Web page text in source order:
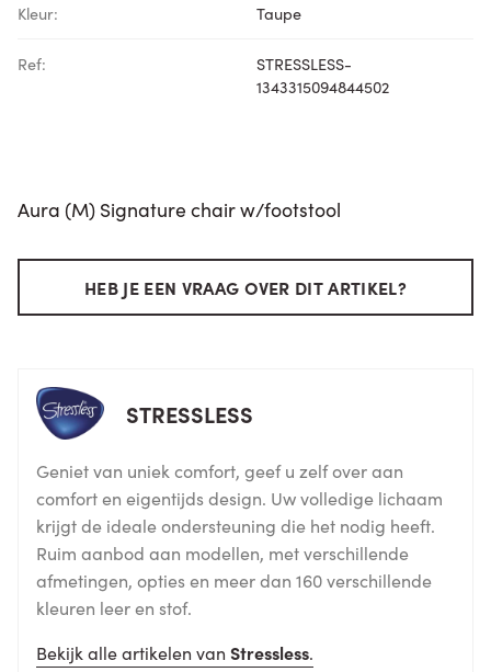
Kleur: Taupe
Ref:
STRESSLESS-
1343315094844502
Aura (M) Signature chair w/footstool
HEB JE EEN VRAAG OVER DIT ARTIKEL?
STRESSLESS
Geniet van uniek comfort, geef u zelf over aan
comfort en eigentijds design. Uw volledige lichaam
krijgt de ideale ondersteuning die het nodig heeft.
Ruim aanbod aan modellen, met verschillende
afmetingen, opties en meer dan 160 verschillende
kleuren leer en stof.
Bekijk alle artikelen van Stressless.